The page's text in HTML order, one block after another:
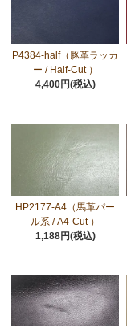
P4384-half（豚革ラッカ
ー / Half-Cut ）
4,400円(税込)
HP2177-A4（馬革パー
ル系 / A4-Cut ）
1,188円(税込)